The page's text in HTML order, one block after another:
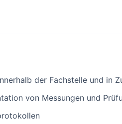
der Fachstelle und in
von Messungen und